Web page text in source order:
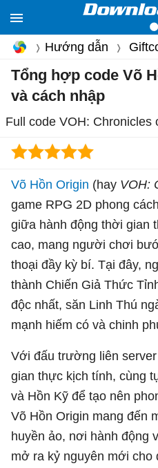
Hướng dẫn
Tổng hợp code Võ
và cách nhập
Full code VOH: Chronicles
Võ Hồn Origin (hay VOH:
game RPG 2D phong
giữa hành động thời gian
cao, mang người chơi
thoại đầy kỳ bí. Tại đây,
thành Chiến Giả Thức
độc nhất, săn Linh Thú
mạnh hiếm có và chinh
Với đấu trường liên
gian thực kịch tính, cùng
và Hồn Kỹ để tạo nên
Võ Hồn Origin mang đến
huyền ảo, nơi hành động
mở ra kỷ nguyên mới cho